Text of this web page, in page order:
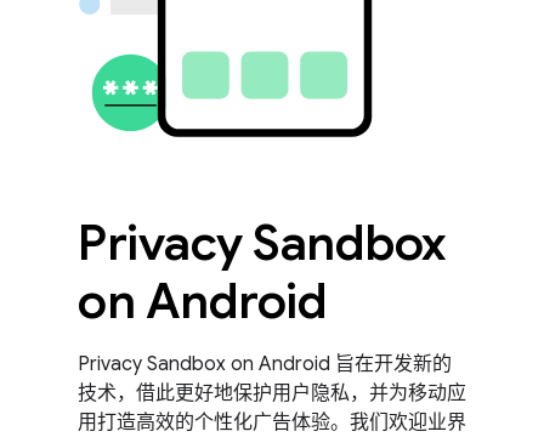
Privacy Sandbox
on Android
Privacy Sandbox on Android 旨在开发新的
技术，借此更好地保护用户隐私，并为移动应
用打造高效的个性化广告体验。我们欢迎业界